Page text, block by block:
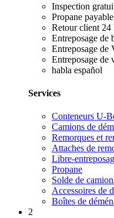
Inspection
Propane
Retour client 24
Entreposage de
Entreposage de
Entreposage de
habla español
Services
Conteneurs U-
Camions de
Remorques et
Attaches de
Libre-
Propane
Solde de
Accessoires de
Boîtes de
2